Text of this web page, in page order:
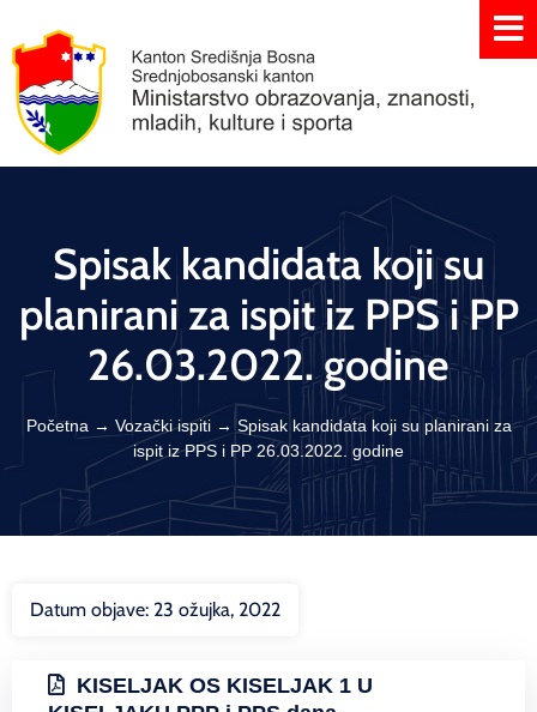
Spisak kandidata koji su
planirani za ispit iz PPS i PP
26.03.2022. godine
Početna → Vozački ispiti→ Spisak kandidata koji su planirani za
ispit iz PPS i PP 26.03.2022. godine
Datum objave: 23 ožujka, 2022
KISELJAK OS KISELJAK 1 U